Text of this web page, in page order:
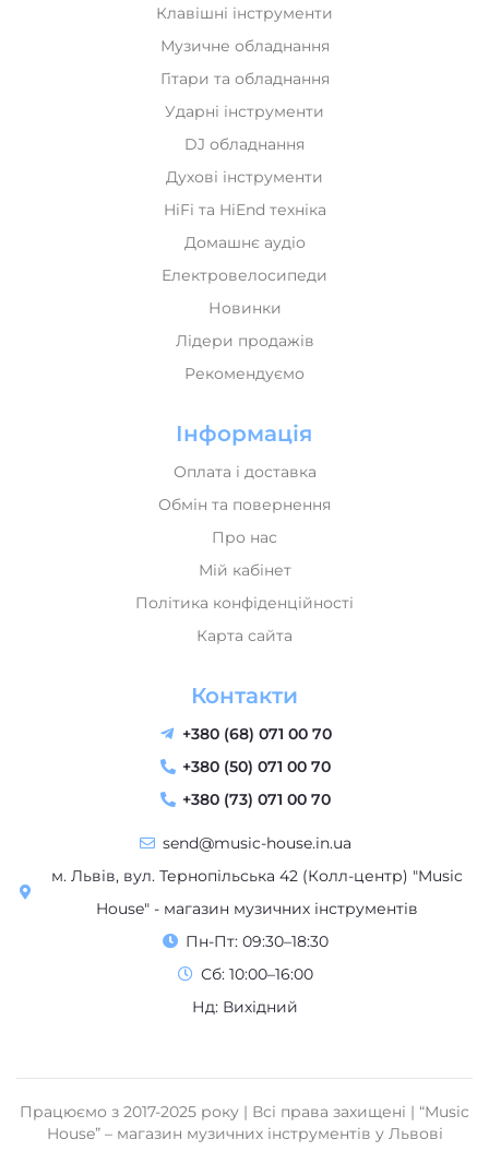
Клавішні інструменти
Музичне обладнання
Гітари та обладнання
Ударні інструменти
DJ обладнання
Духові інструменти
HiFi та HiEnd техніка
Домашнє аудіо
Електровелосипеди
Новинки
Лідери продажів
Рекомендуємо
Інформація
Оплата і доставка
Обмін та повернення
Про нас
Мій кабінет
Політика конфіденційності
Карта сайта
Контакти
+380 (68) 071 00 70
+380 (50) 071 00 70
+380 (73) 071 00 70
send@music-house.in.ua
м. Львів, вул. Тернопільська 42 (Колл-центр) "Music
House" - магазин музичних інструментів
Пн-Пт: 09:30–18:30
Сб: 10:00–16:00
Нд: Вихідний
Працюємо з 2017-2025 року | Всі права захищені | “Music
House” – магазин музичних інструментів у Львові